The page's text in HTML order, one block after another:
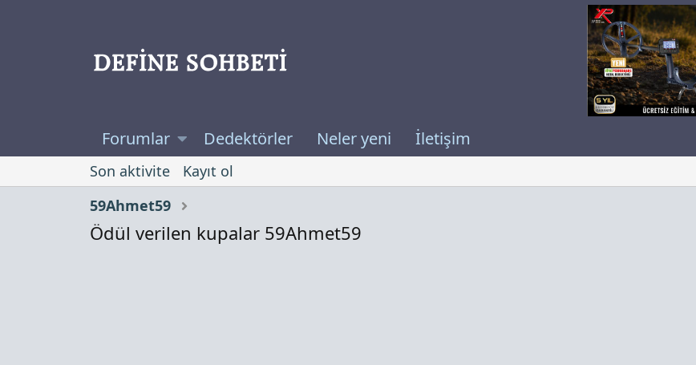
Forumlar Dedektörler Neler yeni İletişim
Son aktivite
Kayıt ol
59Ahmet59
Ödül verilen kupalar 59Ahmet59